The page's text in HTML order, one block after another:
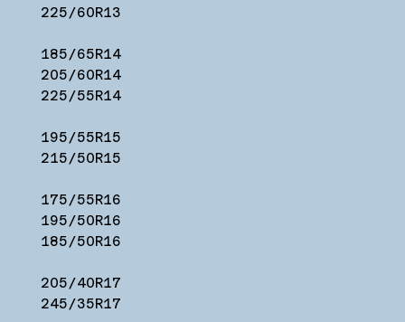
225/60R13
185/65R14
205/60R14
225/55R14
195/55R15
215/50R15
175/55R16
195/50R16
185/50R16
205/40R17
245/35R17